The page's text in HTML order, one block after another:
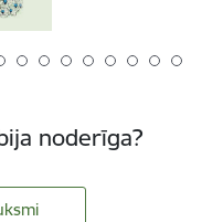
noderīga?